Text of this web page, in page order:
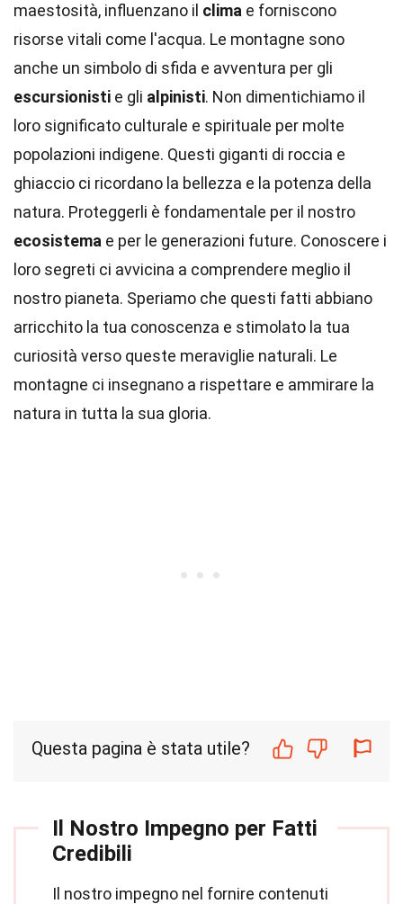
maestosità, influenzano il clima e forniscono
risorse vitali come l'acqua. Le montagne sono
anche un simbolo di sfida e avventura per gli
escursionisti e gli alpinisti. Non dimentichiamo il
loro significato culturale e spirituale per molte
popolazioni indigene. Questi giganti di roccia e
ghiaccio ci ricordano la bellezza e la potenza della
natura. Proteggerli è fondamentale per il nostro
ecosistema e per le generazioni future. Conoscere i
loro segreti ci avvicina a comprendere meglio il
nostro pianeta. Speriamo che questi fatti abbiano
arricchito la tua conoscenza e stimolato la tua
curiosità verso queste meraviglie naturali. Le
montagne ci insegnano a rispettare e ammirare la
natura in tutta la sua gloria.
Questa pagina è stata utile?
Il Nostro Impegno per Fatti
Credibili
Il nostro impegno nel fornire contenuti